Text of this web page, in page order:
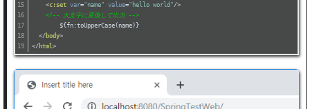
<c:set var="name" value="hello world" />
<!-- 大文字に変換して出力 -->
	${fn:toUpperCase(name)}
</ body>
</ html >